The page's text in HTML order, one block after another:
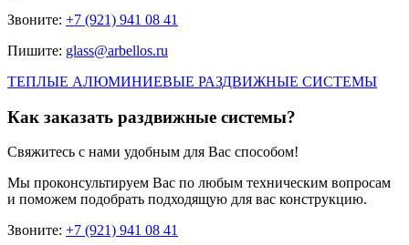
Звоните: +7 (921) 941 08 41
Пишите: glass@arbellos.ru
ТЕПЛЫЕ АЛЮМИНИЕВЫЕ РАЗДВИЖНЫЕ СИСТЕМЫ
Как заказать раздвижные системы?
Свяжитесь с нами удобным для Вас способом!
Мы проконсультируем Вас по любым техническим вопросам
и поможем подобрать подходящую для вас конструкцию.
Звоните: +7 (921) 941 08 41